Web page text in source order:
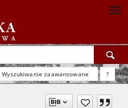
Wyszukiwanie zaawansowane ?